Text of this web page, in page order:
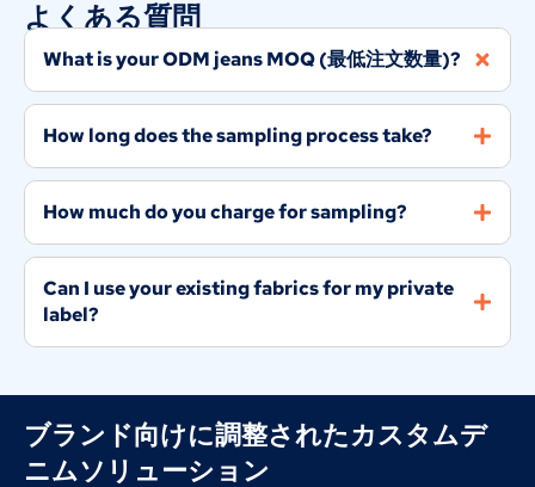
よくある質問
What is your ODM jeans MOQ(最低注文数量)?
How long does the sampling process take?
How much do you charge for sampling?
Can I use your existing fabrics for my private
label?
ブランド向けに調整されたカスタムデ
ニムソリューション